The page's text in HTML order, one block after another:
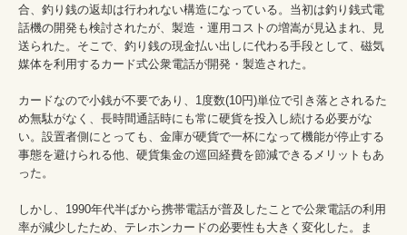
合、釣り銭の返却は行われない構造になっている。当初は釣り銭式電
話機の開発も検討されたが、製造・運用コストの増嵩が見込まれ、見
送られた。そこで、釣り銭の現金払い出しに代わる手段として、磁気
媒体を利用するカード式公衆電話が開発・製造された。
カードなので小銭が不要であり、1度数(10円)単位で引き落とされるた
め無駄がなく、長時間通話時にも常に硬貨を投入し続ける必要がな
い。設置者側にとっても、金庫が硬貨で一杯になって機能が停止する
事態を避けられる他、硬貨集金の巡回経費を節減できるメリットもあ
った。
しかし、1990年代半ばから携帯電話が普及したことで公衆電話の利用
率が減少したため、テレホンカードの必要性も大きく変化した。ま